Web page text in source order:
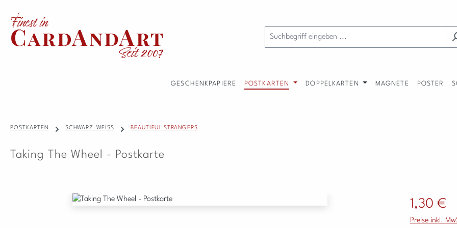
Hauptinhalt springen
Zur Suche springen
Zur Hauptnavigation springen
GESCHENKPAPIERE POSTKARTEN DOPPELKARTEN MAGNETE POSTER
POSTKARTEN SCHWARZ-WEISS BEAUTIFUL STRANGERS
Taking The Wheel - Postkarte
Bildergalerie überspringen Regulärer Preis:
1,30 €
Preise inkl.